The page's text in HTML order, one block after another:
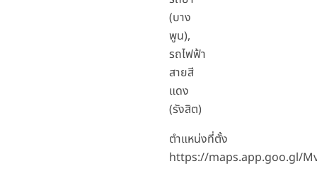
(บาง
พูน),
รถไฟฟ้า
สายสี
แดง
(รังสิต)
ตำแหน่งที่ตั้ง
https://maps.app.goo.gl/